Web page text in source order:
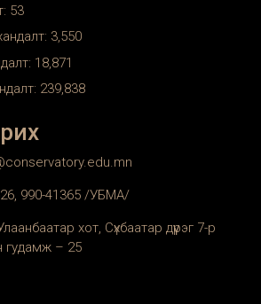
53
3,550
18,871
239,838
990-41365 /УБМА/
хот, Сүхбаатар дүүрэг 7-р
гудамж – 25